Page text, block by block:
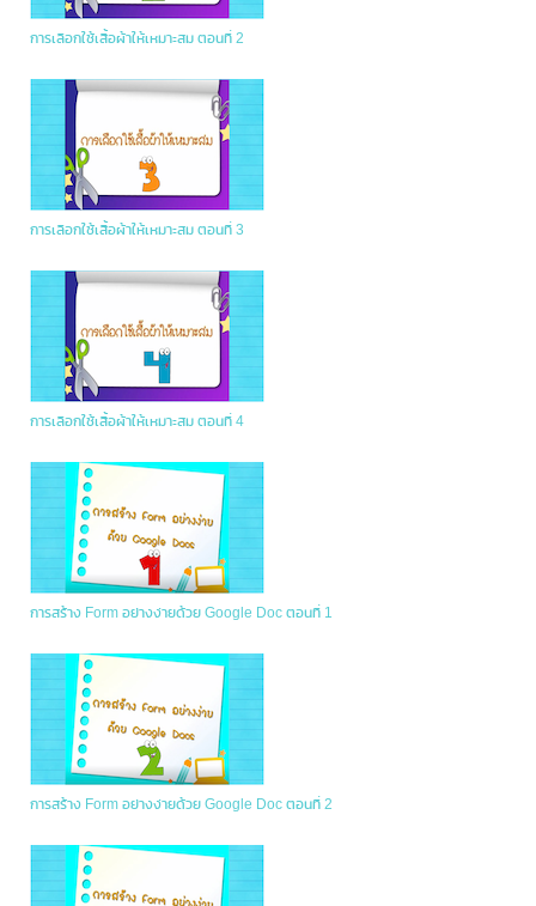
การเลือกใช้เสื้อผ้าให้เหมาะสม ตอนที่ 2
การเลือกใช้เสื้อผ้าให้เหมาะสม ตอนที่ 3
การเลือกใช้เสื้อผ้าให้เหมาะสม ตอนที่ 4
การสร้าง Form อย่างง่ายด้วย Google Doc ตอนที่ 1
การสร้าง Form อย่างง่ายด้วย Google Doc ตอนที่ 2